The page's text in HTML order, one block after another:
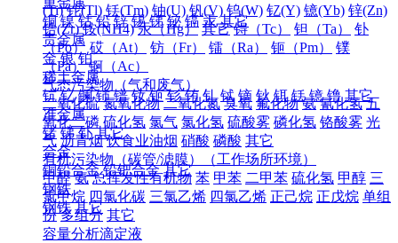
(Ti) 铊(Tl) 铥(Tm) 铀(U) 钒(V) 钨(W) 钇(Y) 镱(Yb) 锌(Zn)
锆(Zr) 铵(NH4) 汞（Hg） 其它 锝（Tc） 钽（Ta）
钋
（Po） 砹（At） 钫（Fr） 镭（Ra） 钷（Pm）
镤
（Pa） 锕（Ac）
气态污染物（气和废气）
二氧化硫 氮氧化物 二氧化氮 臭氧 氟化物 氨 氰化氢 五
氧化二磷 硫化氢 氯气 氯化氢 硫酸雾 磷化氢 铬酸雾 光
气 沥青烟 饮食业油烟 硝酸 磷酸 其它
有机污染物（碳管/滤膜）（工作场所环境）
甲醛 氨 总挥发性有机物 苯 甲苯 二甲苯 硫化氢 甲醇 三
氯甲烷 四氯化碳 三氯乙烯 四氯乙烯 正己烷 正戊烷 单组
份 多组分 其它
容量分析滴定液
铜 镍 钴 铅 锌 锡 锑 铋 镉 汞 其它
贵金属
金 银 铂
稀土金属
钪 钇 镧 铈 镨 钕 钷 钐 铕 钆 铽 镝 钬 铒 铥 镱 镥 其它
准金属
锗 锑 钋 其它
合金
铜铅合金 铅钯合金 其它
钢铁
钢铁 其它